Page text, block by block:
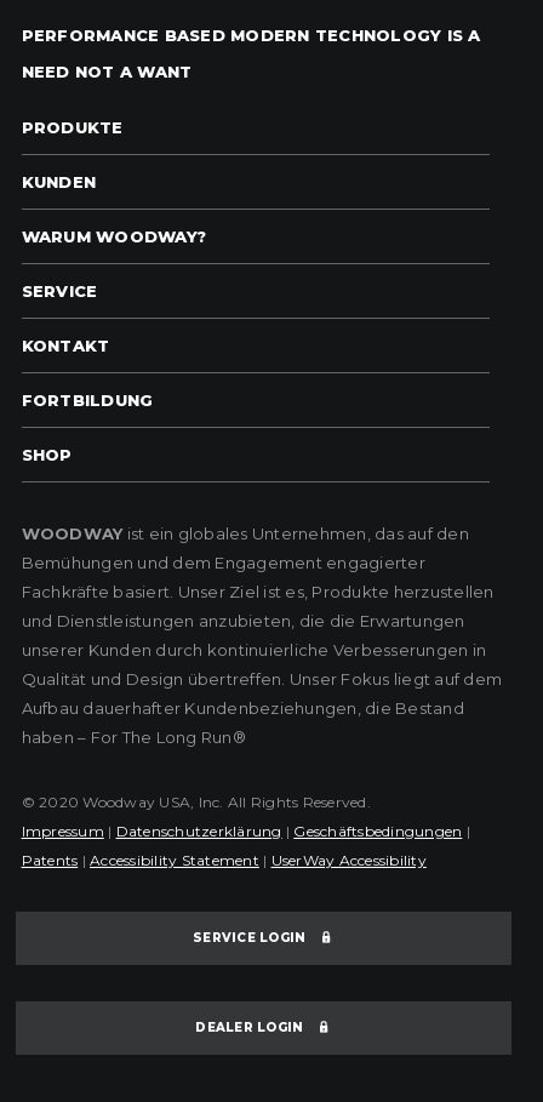
PERFORMANCE BASED MODERN TECHNOLOGY IS A
NEED NOT A WANT
PRODUKTE
KUNDEN
WARUM WOODWAY?
SERVICE
KONTAKT
FORTBILDUNG
SHOP
WOODWAYist ein globales Unternehmen, das auf den
Bemühungen und dem Engagement engagierter
Fachkräfte basiert. Unser Ziel ist es, Produkte herzustellen
und Dienstleistungen anzubieten, die die Erwartungen
unserer Kunden durch kontinuierliche Verbesserungen in
Qualität und Design übertreffen. Unser Fokus liegt auf dem
Aufbau dauerhafter Kundenbeziehungen, die Bestand
haben – For The Long Run®
© 2020 Woodway USA, Inc. All Rights Reserved.
Impressum | Datenschutzerklärung | Geschäftsbedingungen |
Patents |Accessibility Statement | UserWay Accessibility
SERVICE LOGIN
DEALER LOGIN